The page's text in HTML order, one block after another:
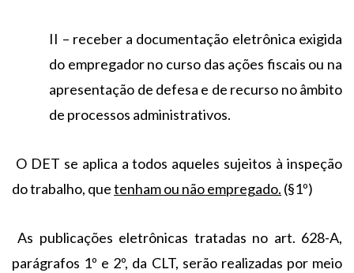
II – receber a documentação eletrônica exigida
do empregador no curso das ações fiscais ou na
apresentação de defesa e de recurso no âmbito
de processos administrativos.
O DET se aplica a todos aqueles sujeitos à inspeção
do trabalho, quetenham ou não empregado. (§1º)
As publicações eletrônicas tratadas no art. 628-A,
parágrafos 1º e 2º, da CLT, serão realizadas por meio